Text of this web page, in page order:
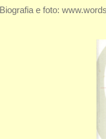
Biografia e foto: